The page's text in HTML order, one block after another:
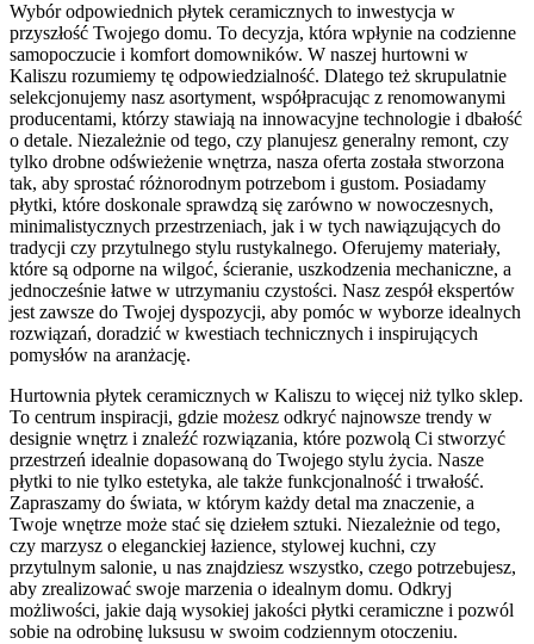
Wybór odpowiednich płytek ceramicznych to inwestycja w
przyszłość Twojego domu. To decyzja, która wpłynie na codzienne
samopoczucie i komfort domowników. W naszej hurtowni w
Kaliszu rozumiemy tę odpowiedzialność. Dlatego też skrupulatnie
selekcjonujemy nasz asortyment, współpracując z renomowanymi
producentami, którzy stawiają na innowacyjne technologie i dbałość
o detale. Niezależnie od tego, czy planujesz generalny remont, czy
tylko drobne odświeżenie wnętrza, nasza oferta została stworzona
tak, aby sprostać różnorodnym potrzebom i gustom. Posiadamy
płytki, które doskonale sprawdzą się zarówno w nowoczesnych,
minimalistycznych przestrzeniach, jak i w tych nawiązujących do
tradycji czy przytulnego stylu rustykalnego. Oferujemy materiały,
które są odporne na wilgoć, ścieranie, uszkodzenia mechaniczne, a
jednocześnie łatwe w utrzymaniu czystości. Nasz zespół ekspertów
jest zawsze do Twojej dyspozycji, aby pomóc w wyborze idealnych
rozwiązań, doradzić w kwestiach technicznych i inspirujących
pomysłów na aranżację.
Hurtownia płytek ceramicznych w Kaliszu to więcej niż tylko sklep.
To centrum inspiracji, gdzie możesz odkryć najnowsze trendy w
designie wnętrz i znaleźć rozwiązania, które pozwolą Ci stworzyć
przestrzeń idealnie dopasowaną do Twojego stylu życia. Nasze
płytki to nie tylko estetyka, ale także funkcjonalność i trwałość.
Zapraszamy do świata, w którym każdy detal ma znaczenie, a
Twoje wnętrze może stać się dziełem sztuki. Niezależnie od tego,
czy marzysz o eleganckiej łazience, stylowej kuchni, czy
przytulnym salonie, u nas znajdziesz wszystko, czego potrzebujesz,
aby zrealizować swoje marzenia o idealnym domu. Odkryj
możliwości, jakie dają wysokiej jakości płytki ceramiczne i pozwól
sobie na odrobinę luksusu w swoim codziennym otoczeniu.